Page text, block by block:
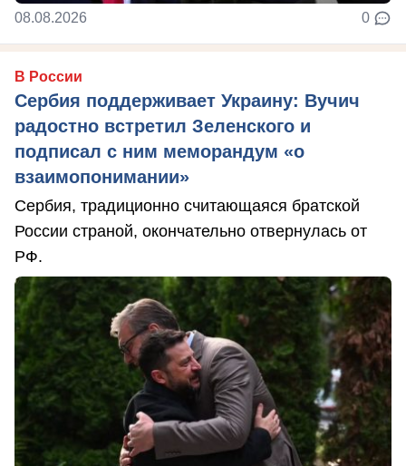
08.08.2026 0
В России
Сербия поддерживает Украину: Вучич
радостно встретил Зеленского и
подписал с ним меморандум «о
взаимопонимании»
Сербия, традиционно считающаяся братской
России страной, окончательно отвернулась от
РФ.